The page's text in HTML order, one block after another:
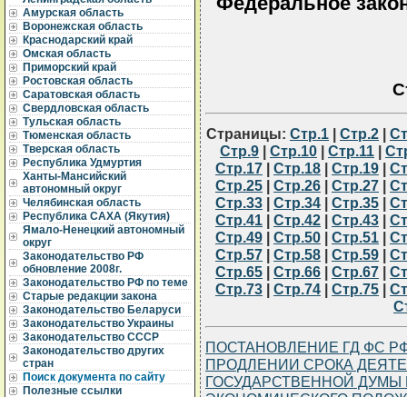
Амурская область
Воронежская область
Краснодарский край
Омская область
Приморский край
Ростовская область
Саратовская область
Свердловская область
Тульская область
Тюменская область
Тверская область
Республика Удмуртия
Ханты-Мансийский
автономный округ
Челябинская область
Республика САХА (Якутия)
Ямало-Ненецкий автономный
округ
Законодательство РФ
обновление 2008г.
Законодательство РФ по теме
Старые редакции закона
Законодательство Беларуси
Законодательство Украины
Законодательство СССР
Законодательство других
стран
Поиск документа по сайту
Полезные ссылки
Страницы: Стр.1 | Стр.2 |
Стр.9 | Стр.10 | Стр.11 |
Стр.17 | Стр.18 | Стр.19 |
Стр.25 | Стр.26 | Стр.27 |
Стр.33 | Стр.34 | Стр.35 |
Стр.41 | Стр.42 | Стр.43 |
Стр.49 | Стр.50 | Стр.51 |
Стр.57 | Стр.58 | Стр.59 |
Стр.65 | Стр.66 | Стр.67 |
Стр.73 | Стр.74 | Стр.75 |
ПОСТАНОВЛЕНИЕ ГД ФС РФ
ПРОДЛЕНИИ СРОКА
ГОСУДАРСТВЕННОЙ